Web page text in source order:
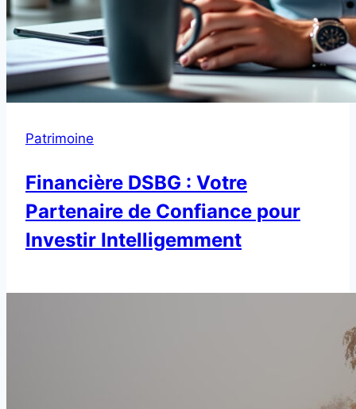
Patrimoine
Financière DSBG : Votre
Partenaire de Confiance pour
Investir Intelligemment